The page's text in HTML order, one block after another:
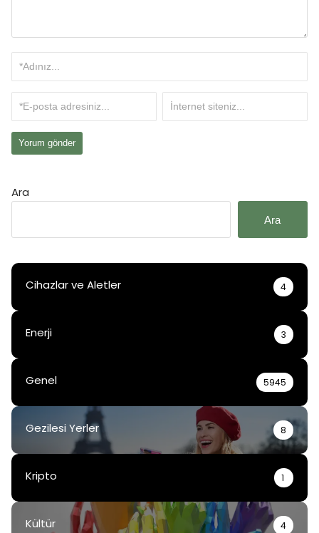
Ara
Ara
Cihazlar ve Aletler 4
Enerji 3
Genel 5945
Gezilesi Yerler 8
Kripto 1
Kültür 4